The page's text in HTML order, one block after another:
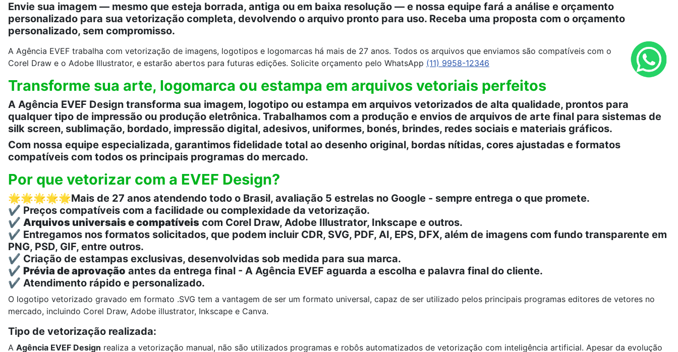
Envie sua imagem — mesmo que esteja borrada, antiga ou em baixa resolução — e nossa equipe fará a análise e orçamento
personalizado para sua vetorização completa, devolvendo o arquivo pronto para uso. Receba uma proposta com o orçamento
personalizado, sem compromisso.
A Agência EVEF trabalha com vetorização de imagens, logotipos e logomarcas há mais de 27 anos. Todos os arquivos que enviamos são compatíveis com o
Corel Draw e o Adobe Illustrator, e estarão abertos para futuras edições. Solicite orçamento pelo WhatsApp (11) 9958-12346
Transforme sua arte, logomarca ou estampa em arquivos vetoriais perfeitos
A Agência EVEF Design transforma sua imagem, logotipo ou estampa em arquivos vetorizados de alta qualidade, prontos para
qualquer tipo de impressão ou produção eletrônica. Trabalhamos com a produção e envios de arquivos de arte final para sistemas de
silk screen, sublimação, bordado, impressão digital, adesivos, uniformes, bonés, brindes, redes sociais e materiais gráficos.
Com nossa equipe especializada, garantimos fidelidade total ao desenho original, bordas nítidas, cores ajustadas e formatos
compatíveis com todos os principais programas do mercado.
Por que vetorizar com a EVEF Design?
🌟🌟🌟🌟🌟Mais de 27 anos atendendo todo o Brasil, avaliação 5 estrelas no Google - sempre entrega o que promete.
✔️ Preços compatíveis com a facilidade ou complexidade da vetorização.
✔️ Arquivos universais e compatíveis com Corel Draw, Adobe Illustrator, Inkscape e outros.
✔️ Entregamos nos formatos solicitados, que podem incluir CDR, SVG, PDF, AI, EPS, DFX, além de imagens com fundo transparente em
PNG, PSD, GIF, entre outros.
✔️ Criação de estampas exclusivas, desenvolvidas sob medida para sua marca.
✔️ Prévia de aprovação antes da entrega final - A Agência EVEF aguarda a escolha e palavra final do cliente.
✔️ Atendimento rápido e personalizado.
O logotipo vetorizado gravado em formato .SVG tem a vantagem de ser um formato universal, capaz de ser utilizado pelos principais programas editores de vetores no
mercado, incluindo Corel Draw, Adobe illustrator, Inkscape e Canva.
Tipo de vetorização realizada:
A Agência EVEF Design realiza a vetorização manual, não são utilizados programas e robôs automatizados de vetorização com inteligência artificial. Apesar da evolução